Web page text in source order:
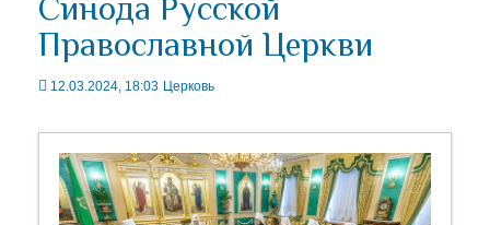
Синода Русской
Православной Церкви
12.03.2024, 18:03 Церковь